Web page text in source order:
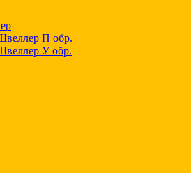
П обр.
У обр.